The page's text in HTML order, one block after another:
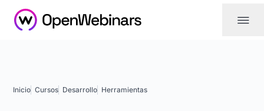
|||
Inicio Cursos Desarrollo Herramientas